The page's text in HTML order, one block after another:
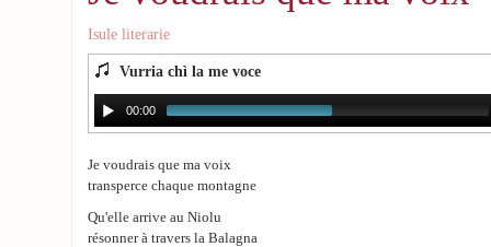
Isule literarie
Vurria chì la me voce
00:00
Je voudrais que ma voix
transperce chaque montagne
Qu'elle arrive au Niolu
résonner à travers la Balagna